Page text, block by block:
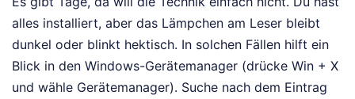
alles installiert, aber das Lämpchen am Leser bleibt
dunkel oder blinkt hektisch. In solchen Fällen hilft ein
Blick in den Windows-Gerätemanager (drücke Win + X
und wähle Gerätemanager). Suche nach dem Eintrag